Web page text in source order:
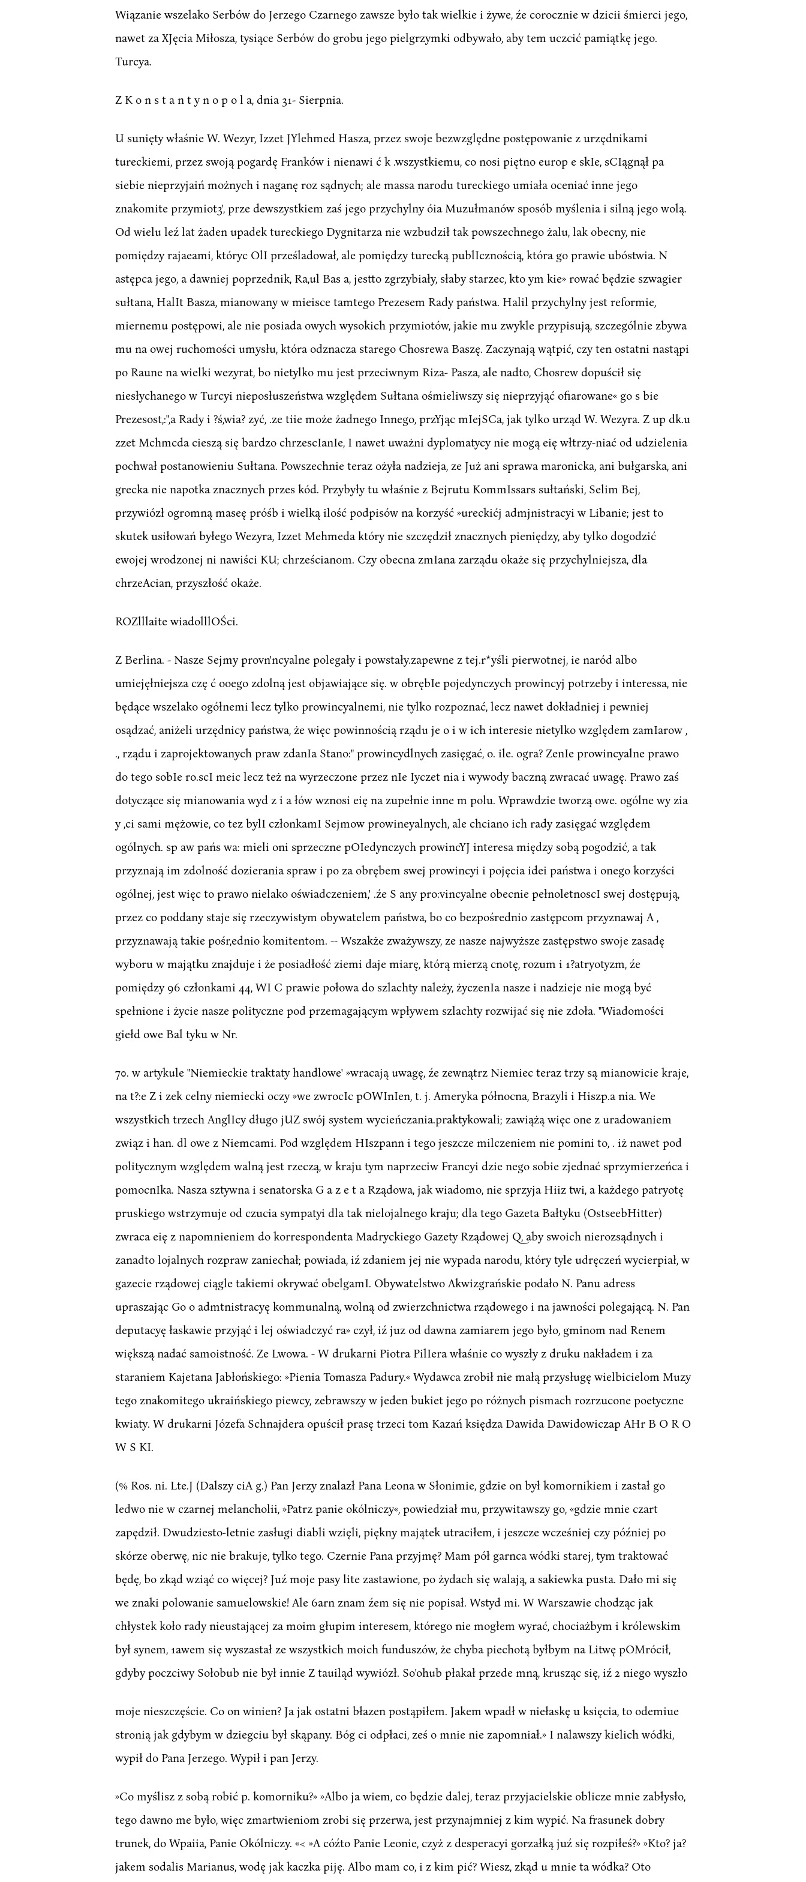
Wiązanie wszelako Serbów do Jerzego Czarnego zawsze było tak wielkie i żywe, źe corocznie w dzicii śmierci jego,
nawet za XJęcia Miłosza, tysiące Serbów do grobu jego pielgrzymki odbywało, aby tem uczcić pamiątkę jego.
Turcya.
Z K o n s t a n t y n o p o l a, dnia 31- Sierpnia.
U sunięty właśnie W. Wezyr, Izzet JYlehmed Hasza, przez swoje bezwzględne postępowanie z urzędnikami
tureckiemi, przez swoją pogardę Franków i nienawi ć k .wszystkiemu, co nosi piętno europ e skIe, sCIągnął pa
siebie nieprzyjaiń możnych i naganę roz sądnych; ale massa narodu tureckiego umiała oceniać inne jego
znakomite przymiot3', prze dewszystkiem zaś jego przychylny óia Muzułmanów sposób myślenia i silną jego wolą.
Od wielu leź lat żaden upadek tureckiego Dygnitarza nie wzbudził tak powszechnego żalu, lak obecny, nie
pomiędzy rajaeami, któryc OlI prześladował, ale pomiędzy turecką publIcznością, która go prawie ubóstwia. N
astępca jego, a dawniej poprzednik, Ra,ul Bas a, jestto zgrzybiały, słaby starzec, kto ym kie» rować będzie szwagier
sułtana, HalIt Basza, mianowany w mieisce tamtego Prezesem Rady państwa. Halil przychylny jest reformie,
miernemu postępowi, ale nie posiada owych wysokich przymiotów, jakie mu zwykle przypisują, szczególnie zbywa
mu na owej ruchomości umysłu, która odznacza starego Chosrewa Baszę. Zaczynają wątpić, czy ten ostatni nastąpi
po Raune na wielki wezyrat, bo nietylko mu jest przeciwnym Riza- Pasza, ale nadto, Chosrew dopuścił się
niesłychanego w Turcyi nieposłuszeństwa względem Sułtana ośmieliwszy się nieprzyjąć ofiarowane« go s bie
Prezesost,:",a Rady i ?ś,wia? zyć, .ze tiie może żadnego Innego, przYjąc mIejSCa, jak tylko urząd W. Wezyra. Z up dk.u
zzet Mchmcda cieszą się bardzo chrzescIanIe, I nawet uważni dyplomatycy nie mogą eię włtrzy-niać od udzielenia
pochwał postanowieniu Sułtana. Powszechnie teraz ożyła nadzieja, ze Już ani sprawa maronicka, ani bułgarska, ani
grecka nie napotka znacznych przes kód. Przybyły tu właśnie z Bejrutu KommIssars sułtański, Selim Bej,
przywiózł ogromną maseę próśb i wielką ilość podpisów na korzyść »ureckićj admjnistracyi w Libanie; jest to
skutek usiłowań byłego Wezyra, Izzet Mehmeda który nie szczędził znacznych pieniędzy, aby tylko dogodzić
ewojej wrodzonej ni nawiści KU; chrześcianom. Czy obecna zmIana zarządu okaże się przychylniejsza, dla
chrzeAcian, przyszłość okaże.
ROZlllaite wiadolllOŚci.
Z Berlina. - Nasze Sejmy provn'ncyalne polegały i powstały.zapewne z tej.r*yśli pierwotnej, ie naród albo
umiejęłniejsza czę ć ooego zdolną jest objawiające się. w obrębIe pojedynczych prowincyj potrzeby i interessa, nie
będące wszelako ogółnemi lecz tylko prowincyalnemi, nie tylko rozpoznać, lecz nawet dokładniej i pewniej
osądzać, aniżeli urzędnicy państwa, że więc powinnością rządu je o i w ich interesie nietylko względem zamIarow ,
., rządu i zaprojektowanych praw zdanIa Stano:" prowincydlnych zasięgać, o. ile. ogra? ZenIe prowincyalne prawo
do tego sobIe ro.scI meic lecz też na wyrzeczone przez nIe Iyczet nia i wywody baczną zwracać uwagę. Prawo zaś
dotyczące się mianowania wyd z i a łów wznosi eię na zupełnie inne m polu. Wprawdzie tworzą owe. ogólne wy zia
y ,ci sami mężowie, co tez bylI członkamI Sejmow prowineyalnych, ale chciano ich rady zasięgać względem
ogólnych. sp aw pańs wa: mieli oni sprzeczne pOIedynczych prowincYJ interesa między sobą pogodzić, a tak
przyznają im zdolność dozierania spraw i po za obrębem swej prowincyi i pojęcia idei państwa i onego korzyści
ogólnej, jest więc to prawo nielako oświadczeniem,' .źe S any pro:vincyalne obecnie pełnoletnoscI swej dostępują,
przez co poddany staje się rzeczywistym obywatelem państwa, bo co bezpośrednio zastępcom przyznawaj A ,
przyznawają takie pośr,ednio komitentom. -- Wszakże zważywszy, ze nasze najwyższe zastępstwo swoje zasadę
wyboru w majątku znajduje i że posiadłość ziemi daje miarę, którą mierzą cnotę, rozum i 1?atryotyzm, źe
pomiędzy 96 członkami 44, WI C prawie połowa do szlachty należy, życzenIa nasze i nadzieje nie mogą być
spełnione i życie nasze polityczne pod przemagającym wpływem szlachty rozwijać się nie zdoła. "Wiadomości
giełd owe Bal tyku w Nr.
70. w artykule "Niemieckie traktaty handlowe' »wracają uwagę, źe zewnątrz Niemiec teraz trzy są mianowicie kraje,
na t?:e Z i zek celny niemiecki oczy »we zwrocIc pOWInIen, t. j. Ameryka północna, Brazyli i Hiszp.a nia. We
wszystkich trzech AnglIcy długo jUZ swój system wycieńczania.praktykowali; zawiążą więc one z uradowaniem
związ i han. dl owe z Niemcami. Pod względem HIszpann i tego jeszcze milczeniem nie pomini to, . iż nawet pod
politycznym względem walną jest rzeczą, w kraju tym naprzeciw Francyi dzie nego sobie zjednać sprzymierzeńca i
pomocnIka. Nasza sztywna i senatorska G a z e t a Rządowa, jak wiadomo, nie sprzyja Hiiz twi, a każdego patryotę
pruskiego wstrzymuje od czucia sympatyi dla tak nielojalnego kraju; dla tego Gazeta Bałtyku (OstseebHitter)
zwraca eię z napomnieniem do korrespondenta Madryckiego Gazety Rządowej Q, aby swoich nierozsądnych i
zanadto lojalnych rozpraw zaniechał; powiada, iź zdaniem jej nie wypada narodu, który tyle udręczeń wycierpiał, w
gazecie rządowej ciągle takiemi okrywać obelgamI. Obywatelstwo Akwizgrańskie podało N. Panu adress
upraszając Go o admtnistracyę kommunalną, wolną od zwierzchnictwa rządowego i na jawności polegającą. N. Pan
deputacyę łaskawie przyjąć i lej oświadczyć ra» czył, iź juz od dawna zamiarem jego było, gminom nad Renem
większą nadać samoistność. Ze Lwowa. - W drukarni Piotra PilIera właśnie co wyszły z druku nakładem i za
staraniem Kajetana Jabłońskiego: »Pienia Tomasza Padury.« Wydawca zrobił nie małą przysługę wielbicielom Muzy
tego znakomitego ukraińskiego piewcy, zebrawszy w jeden bukiet jego po różnych pismach rozrzucone poetyczne
kwiaty. W drukarni Józefa Schnajdera opuścił prasę trzeci tom Kazań księdza Dawida Dawidowiczap AHr B O R O
W S KI.
(% Ros. ni. Lte.J (Dalszy ciA g.) Pan Jerzy znalazł Pana Leona w Słonimie, gdzie on był komornikiem i zastał go
ledwo nie w czarnej melancholii, »Patrz panie okólniczy«, powiedział mu, przywitawszy go, «gdzie mnie czart
zapędził. Dwudziesto-letnie zasługi diabli wzięli, piękny majątek utraciłem, i jeszcze wcześniej czy później po
skórze oberwę, nic nie brakuje, tylko tego. Czernie Pana przyjmę? Mam pół garnca wódki starej, tym traktować
będę, bo zkąd wziąć co więcej? Juź moje pasy lite zastawione, po żydach się walają, a sakiewka pusta. Dało mi się
we znaki polowanie samuelowskie! Ale 6arn znam źem się nie popisał. Wstyd mi. W Warszawie chodząc jak
chłystek koło rady nieustającej za moim głupim interesem, którego nie mogłem wyrać, chociażbym i królewskim
był synem, 1awem się wyszastał ze wszystkich moich funduszów, że chyba piechotą byłbym na Litwę pOMrócił,
gdyby poczciwy Sołobub nie był innie Z tauiląd wywiózł. So'ohub płakał przede mną, krusząc się, iź 2 niego wyszło
moje nieszczęście. Co on winien? Ja jak ostatni błazen postąpiłem. Jakem wpadł w niełaskę u księcia, to odemiue
stronią jak gdybym w dziegciu był skąpany. Bóg ci odpłaci, ześ o mnie nie zapomniał.» I nalawszy kielich wódki,
wypił do Pana Jerzego. Wypił i pan Jerzy.
»Co myślisz z sobą robić p. komorniku?» »Albo ja wiem, co będzie dalej, teraz przyjacielskie oblicze mnie zabłysło,
tego dawno me było, więc zmartwieniom zrobi się przerwa, jest przynajmniej z kim wypić. Na frasunek dobry
trunek, do Wpaiia, Panie Okólniczy. «< »A cóźto Panie Leonie, czyż z desperacyi gorzałką juź się rozpiłeś?» »Kto? ja?
jakem sodalis Marianus, wodę jak kaczka piję. Albo mam co, i z kim pić? Wiesz, zkąd u mnie ta wódka? Oto